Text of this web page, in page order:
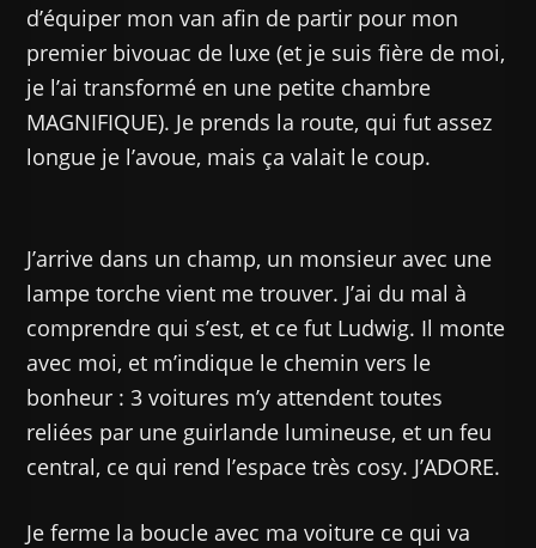
d’équiper mon van afin de partir pour mon
premier bivouac de luxe (et je suis fière de moi,
je l’ai transformé en une petite chambre
MAGNIFIQUE). Je prends la route, qui fut assez
longue je l’avoue, mais ça valait le coup.
J’arrive dans un champ, un monsieur avec une
lampe torche vient me trouver. J’ai du mal à
comprendre qui s’est, et ce fut Ludwig. Il monte
avec moi, et m’indique le chemin vers le
bonheur : 3 voitures m’y attendent toutes
reliées par une guirlande lumineuse, et un feu
central, ce qui rend l’espace très cosy. J’ADORE.
Je ferme la boucle avec ma voiture ce qui va